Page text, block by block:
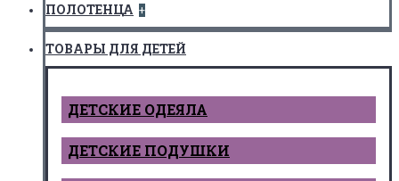
ПОЛОТЕНЦА +
ТОВАРЫ ДЛЯ ДЕТЕЙ
ДЕТCКИЕ ОДЕЯЛА
ДЕТСКИЕ ПОДУШКИ